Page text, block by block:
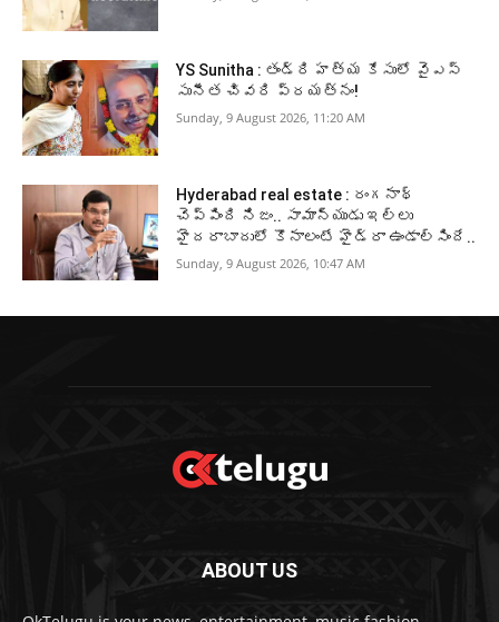
YS Sunitha : తండ్రి హత్య కేసులో వైఎస్
సునీత చివరి ప్రయత్నం!
Sunday, 9 August 2026, 11:20 AM
Hyderabad real estate : రంగనాథ్
చెప్పింది నిజం.. సామాన్యుడు ఇల్లు
హైదరాబాదులో కొనాలంటే హైడ్రా ఉండాల్సిందే..
Sunday, 9 August 2026, 10:47 AM
ABOUT US